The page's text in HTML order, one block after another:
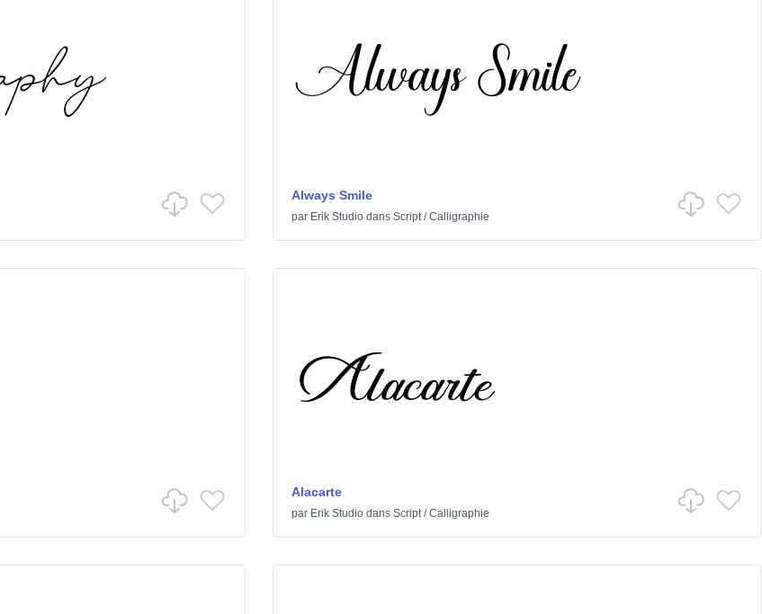
Always Smile
par Erik Studiodans Script/Calligraphie
Alacarte
par Erik Studiodans Script/Calligraphie